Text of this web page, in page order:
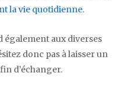
la vie quotidienne.
également aux diverses
donc pas à laisser un
d’échanger.